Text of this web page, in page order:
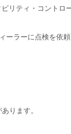
リティ・コントロー
ーラーに点検を依頼
ります。